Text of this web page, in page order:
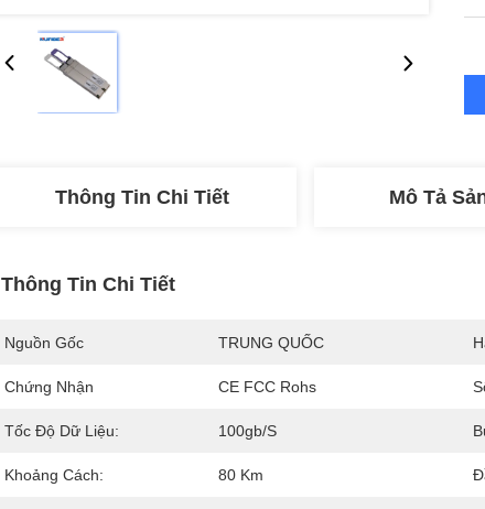
Thông Tin Chi Tiết Mô Tả
Thông Tin Chi Tiết
Nguồn Gốc TRUNG QUỐC
Chứng Nhận CE FCC Rohs
Tốc Độ Dữ Liệu: 100gb/s
Khoảng Cách: 80 Km